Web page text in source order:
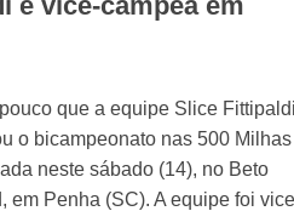
que a equipe Slice Fittipaldi
o bicampeonato nas 500 Milhas
neste sábado (14), no Beto
em Penha (SC). A equipe foi